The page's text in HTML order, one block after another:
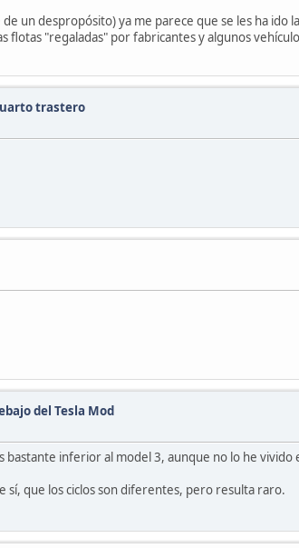
un despropósito) ya me parece que se les ha ido
flotas "regaladas" por fabricantes y algunos
trastero
del Tesla Mod
bastante inferior al model 3, aunque no lo he vivido
sí, que los ciclos son diferentes, pero resulta raro.